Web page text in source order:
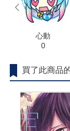
心動
0
prev
買了此商品